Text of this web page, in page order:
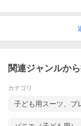
生地感や縫製も
関連ジャンルか
カテゴリ
子ども用スーツ、ブ